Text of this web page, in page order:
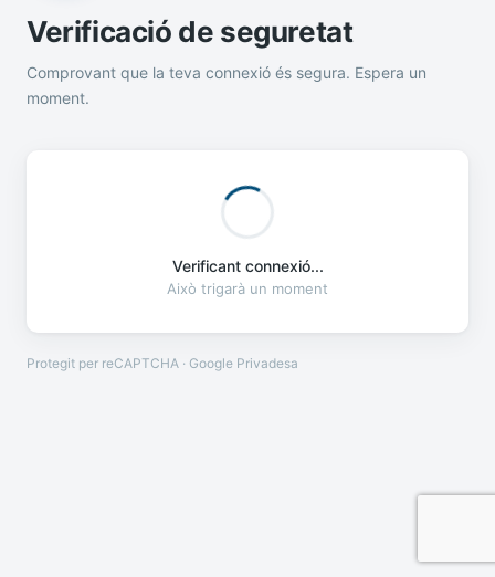
Verificació de seguretat
Comprovant que la teva connexió és segura. Espera un
moment.
Verificant connexió...
Això trigarà un moment
Protegit per reCAPTCHA · Google Privadesa